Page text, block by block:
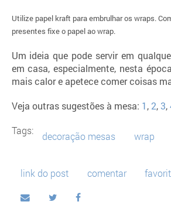
Utilize papel kraft para embrulhar os wraps.
presentes fixe o papel ao wrap.
Um ideia que pode servir em
em casa, especialmente, nesta
mais calor e apetece comer coisas
Veja outras sugestões à mesa: 1 , 2, 3,
Tags:
decoração mesas wrap
link do post comentar